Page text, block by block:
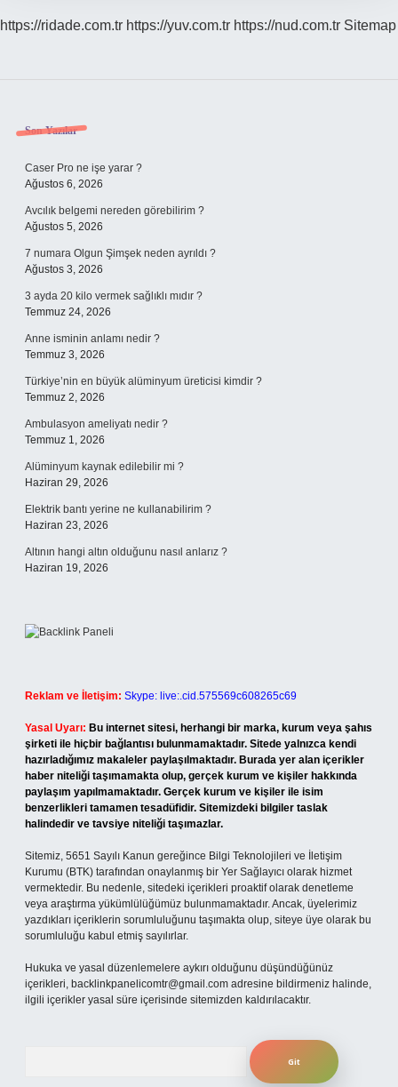
https://ridade.com.tr https://yuv.com.tr https://nud.com.tr Sitemap
Sidebar
Son Yazılar
Caser Pro ne işe yarar ?
Ağustos 6, 2026
Avcılık belgemi nereden görebilirim ?
Ağustos 5, 2026
7 numara Olgun Şimşek neden ayrıldı ?
Ağustos 3, 2026
3 ayda 20 kilo vermek sağlıklı mıdır ?
Temmuz 24, 2026
Anne isminin anlamı nedir ?
Temmuz 3, 2026
Türkiye’nin en büyük alüminyum üreticisi kimdir ?
Temmuz 2, 2026
Ambulasyon ameliyatı nedir ?
Temmuz 1, 2026
Alüminyum kaynak edilebilir mi ?
Haziran 29, 2026
Elektrik bantı yerine ne kullanabilirim ?
Haziran 23, 2026
Altının hangi altın olduğunu nasıl anlarız ?
Haziran 19, 2026
Reklam ve İletişim: Skype: live:.cid.575569c608265c69
Yasal Uyarı: Bu internet sitesi, herhangi bir marka, kurum veya şahıs
şirketi ile hiçbir bağlantısı bulunmamaktadır. Sitede yalnızca kendi
hazırladığımız makaleler paylaşılmaktadır. Burada yer alan içerikler
haber niteliği taşımamakta olup, gerçek kurum ve kişiler hakkında
paylaşım yapılmamaktadır. Gerçek kurum ve kişiler ile isim
benzerlikleri tamamen tesadüfidir. Sitemizdeki bilgiler taslak
halindedir ve tavsiye niteliği taşımazlar.
Sitemiz, 5651 Sayılı Kanun gereğince Bilgi Teknolojileri ve İletişim
Kurumu (BTK) tarafından onaylanmış bir Yer Sağlayıcı olarak hizmet
vermektedir. Bu nedenle, sitedeki içerikleri proaktif olarak denetleme
veya araştırma yükümlülüğümüz bulunmamaktadır. Ancak, üyelerimiz
yazdıkları içeriklerin sorumluluğunu taşımakta olup, siteye üye olarak bu
sorumluluğu kabul etmiş sayılırlar.
Hukuka ve yasal düzenlemelere aykırı olduğunu düşündüğünüz
içerikleri, backlinkpanelicomtr@gmail.com adresine bildirmeniz halinde,
ilgili içerikler yasal süre içerisinde sitemizden kaldırılacaktır.